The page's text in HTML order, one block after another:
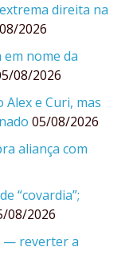
direita na
2026
nome da
08/2026
e Curi, mas
05/08/2026
aliança com
“covardia”;
08/2026
— reverter a